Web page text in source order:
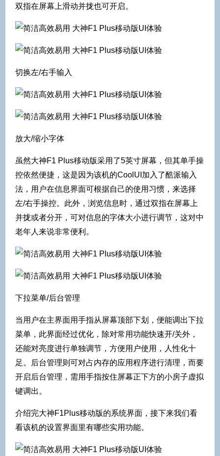
双指在屏幕上滑动并拢也可开启。
切换左/右手输入
放大/缩小字体
虽然大神F1 Plus移动版采用了5英寸屏幕，但其单手操
控依然便捷，这是因为该机的CoolUI加入了酷派输入
法，用户在信息界面可根据自己的使用习惯，来选择
左/右手操控。此外，浏览信息时，通过双指在屏幕上
并拢或者分开，可对信息的字体大小进行调节，这对中
老年人来说非常便利。
下拉菜单/后台管理
当用户在主界面用手指从屏幕顶部下划，便能调出下拉
菜单，此界面经过优化，除对常用功能快速开/关外，
还能对亮度进行单独调节，方便用户使用，人性化十
足。后台管理则可对占内存的应用程序进行清理，而要
开启后台管理，需用手指按住屏幕正下方的小房子虚拟
键调出。
介绍完大神F1Plus移动版的系统界面，接下来我们看
看该机的设置界面里有哪些实用功能。